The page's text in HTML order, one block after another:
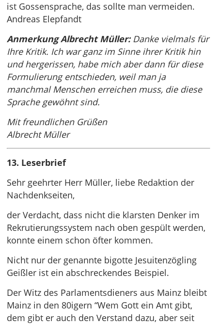
ist Gossensprache, das sollte man vermeiden.
Andreas Elepfandt
Anmerkung Albrecht Müller:Danke vielmals für
Ihre Kritik. Ich war ganz im Sinne ihrer Kritik hin
und hergerissen, habe mich aber dann für diese
Formulierung entschieden, weil man ja
manchmal Menschen erreichen muss, die diese
Sprache gewöhnt sind.
Mit freundlichen Grüßen
Albrecht Müller
13. Leserbrief
Sehr geehrter Herr Müller, liebe Redaktion der
Nachdenkseiten,
der Verdacht, dass nicht die klarsten Denker im
Rekrutierungssystem nach oben gespült werden,
konnte einem schon öfter kommen.
Nicht nur der genannte bigotte Jesuitenzögling
Geißler ist ein abschreckendes Beispiel.
Der Witz des Parlamentsdieners aus Mainz bleibt
Mainz in den 80igern “Wem Gott ein Amt gibt,
dem gibt er auch den Verstand dazu, aber seit